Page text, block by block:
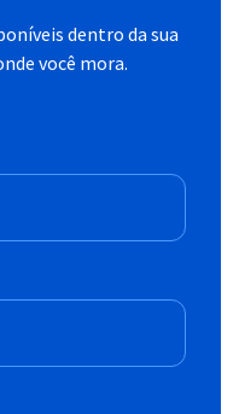
dentro da sua
você mora.